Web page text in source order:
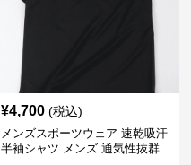
¥4,700 (税込)
メンズスポーツウェア 速乾吸汗
半袖シャツ メンズ 通気性抜群